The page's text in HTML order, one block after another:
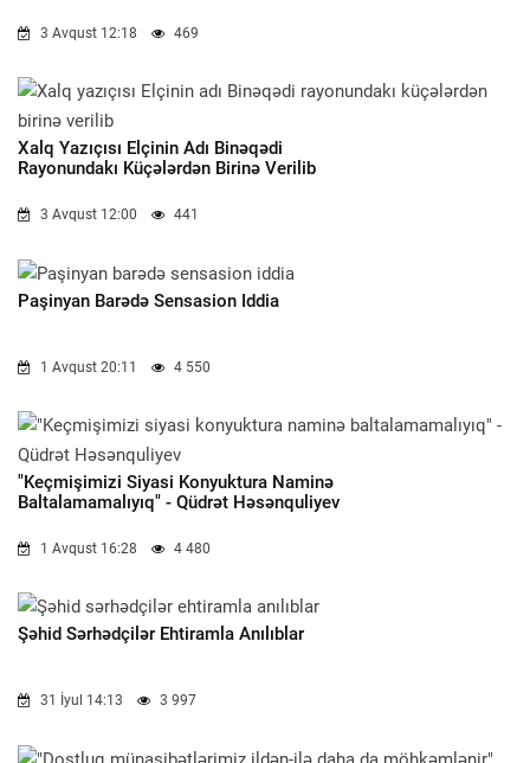
3 Avqust 12:18 469
Xalq Yazıçısı Elçinin Adı Binəqədi
Rayonundakı Küçələrdən Birinə Verilib
3 Avqust 12:00 441
Paşinyan Barədə Sensasion Iddia
1 Avqust 20:11 4 550
"Keçmişimizi Siyasi Konyuktura Naminə
Baltalamamalıyıq" - Qüdrət Həsənquliyev
1 Avqust 16:28 4 480
Şəhid Sərhədçilər Ehtiramla Anılıblar
31 İyul 14:13 3 997